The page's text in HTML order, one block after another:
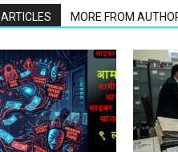
MORE FROM